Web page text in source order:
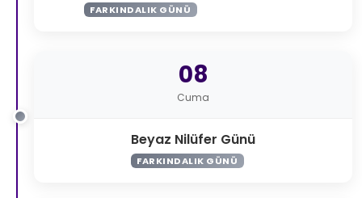
FARKINDALIK GÜNÜ
08
Cuma
Beyaz Nilüfer Günü
FARKINDALIK GÜNÜ